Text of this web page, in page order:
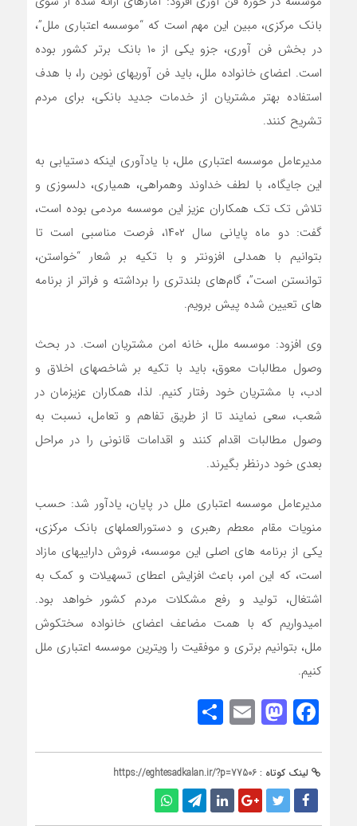
بانک مرکزی، مبین این مهم است که “موسسه اعتباری ملل”،
در بخش فن آوری، جزو یکی از ۱۰ بانک برتر کشور بوده
است. اعضای خانواده ملل، باید فن آوریهای نوین را، با هدف
استفاده بهتر مشتریان از خدمات جدید بانکی، برای مردم
تشریح کنند.
مدیرعامل موسسه اعتباری ملل، با یادآوری اینکه دستیابی به
این جایگاه، با لطف خداوند وهمراهی، همیاری، دلسوزی و
تلاش تک تک همکاران عزیز این موسسه مردمی بوده است،
گفت: دو ماه پایانی سال ۱۴۰۲، فرصت مناسبی است تا
بتوانیم با همدلی افزونتر و با تکیه بر شعار “خواستن،
توانستن است”، گام‌های بلندتری را برداشته و فراتر از برنامه
های تعیین شده پیش برویم.
وی افزود: موسسه ملل، خانه امن مشتریان است. در بحث
وصول مطالبات معوق، باید با تکیه بر شاخصهای اخلاق و
ادب، با مشتریان خود رفتار کنیم. لذا، همکاران عزیزمان در
شعب، سعی نمایند تا از طریق تفاهم و تعامل، نسبت به
وصول مطالبات اقدام کنند و اقدامات قانونی را در مراحل
بعدی خود درنظر بگیرند.
مدیرعامل موسسه اعتباری ملل در پایان، یادآور شد: حسب
منویات مقام معطم رهبری و دستورالعملهای بانک مرکزی،
یکی از برنامه های اصلی این موسسه، فروش داراییهای مازاد
است، که این امر، باعث افزایش اعطای تسهیلات و کمک به
اشتغال، تولید و رفع مشکلات مردم کشور خواهد بود.
امیدواریم که با همت مضاعف اعضای خانواده سختکوش
ملل، بتوانیم برتری و موفقیت را ویترین موسسه اعتباری ملل
کنیم.
Facebook
Mastodon
Email
لینک کوتاه : https://eghtesadkalan.ir/?p=77506